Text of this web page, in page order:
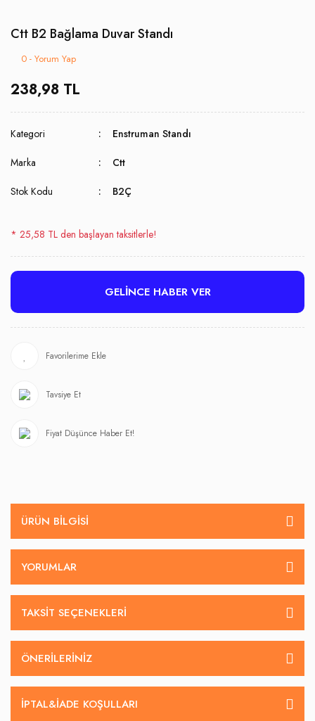
Ctt B2 Bağlama Duvar Standı
0 - Yorum Yap
238,98 TL
Kategori Enstruman Standı
Marka Ctt
Stok Kodu B2Ç
* 25,58 TL den başlayan taksitlerle!
GELİNCE HABER VER
Tavsiye Et
Fiyat Düşünce Haber Et!
ÜRÜN BILGISI
YORUMLAR
TAKSIT SEÇENEKLERI
ÖNERILERINIZ
İPTAL&IADE KOŞULLARI